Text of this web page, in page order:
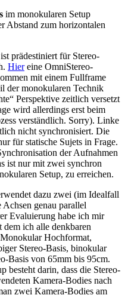
im monokularen Setup
Abstand zum horizontalen
prädestiniert für Stereo-
Hiereine OmniStereo-
mit einem Fullframe
der monokularen Technik
Perspektive zeitlich versetzt
wird allerdings erst beim
verständlich. Sorry). Linke
nicht synchronisiert. Die
für statische Sujets in Frage.
der Aufnahmen
ist nur mit zwei synchron
Setup, zu erreichen.
dazu zwei (im Idealfall
genau parallel
Evaluierung habe ich mir
ich alle denkbaren
Hochformat,
Stereo-Basis, binokular
Basis von 65mm bis 95cm.
besteht darin, dass die Stereo-
Kamera-Bodies nach
zwei Kamera-Bodies am